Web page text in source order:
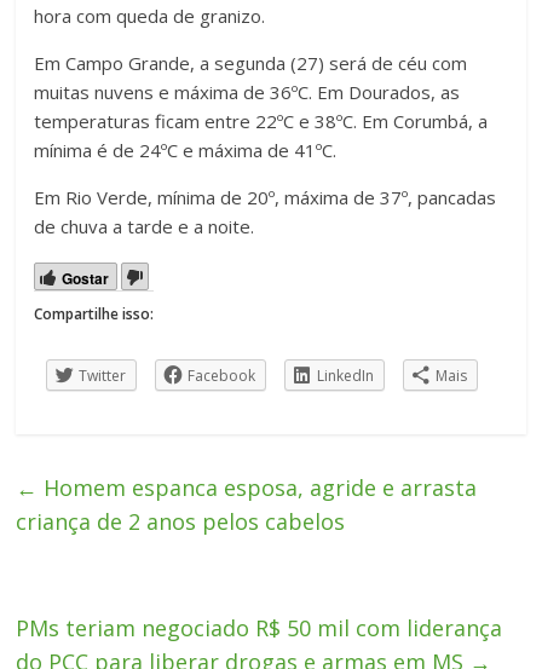
hora com queda de granizo.
Em Campo Grande, a segunda (27) será de céu com
muitas nuvens e máxima de 36ºC. Em Dourados, as
temperaturas ficam entre 22ºC e 38ºC. Em Corumbá, a
mínima é de 24ºC e máxima de 41ºC.
Em Rio Verde, mínima de 20º, máxima de 37º, pancadas
de chuva a tarde e a noite.
Gostar
Compartilhe isso:
Twitter Facebook LinkedIn Mais
← Homem espanca esposa, agride e arrasta
criança de 2 anos pelos cabelos
PMs teriam negociado R$ 50 mil com liderança
do PCC para liberar drogas e armas em MS →